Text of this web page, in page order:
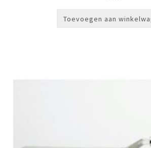
Toevoegen aan